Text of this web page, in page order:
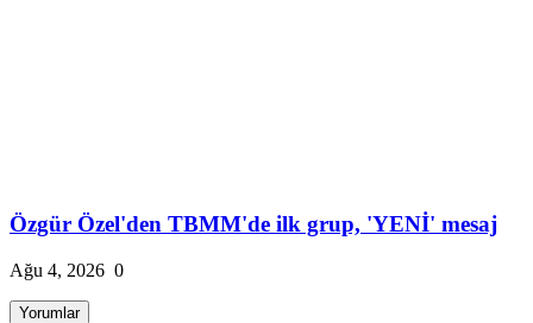
Özgür Özel'den TBMM'de ilk grup, 'YENİ' mesaj
Ağu 4, 2026 0
Yorumlar